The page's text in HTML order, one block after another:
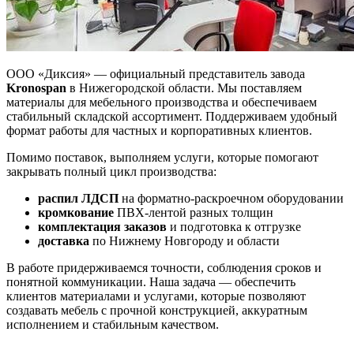
ООО «Диксия» — официальный представитель завода
Kronospan в Нижегородской области. Мы поставляем
материалы для мебельного производства и обеспечиваем
стабильный складской ассортимент. Поддерживаем удобный
формат работы для частных и корпоративных клиентов.
Помимо поставок, выполняем услуги, которые помогают
закрывать полный цикл производства:
распил ЛДСП на форматно-раскроечном оборудовании
кромкование ПВХ-лентой разных толщин
комплектация заказов и подготовка к отгрузке
доставка по Нижнему Новгороду и области
В работе придерживаемся точности, соблюдения сроков и
понятной коммуникации. Наша задача — обеспечить
клиентов материалами и услугами, которые позволяют
создавать мебель с прочной конструкцией, аккуратным
исполнением и стабильным качеством.